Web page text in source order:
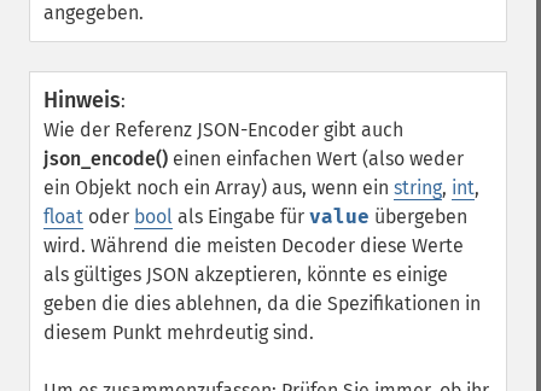
angegeben.
Hinweis:
Wie der Referenz JSON-Encoder gibt auch
json_encode() einen einfachen Wert (also weder
ein Objekt noch ein Array) aus, wenn ein string, int,
float oder bool als Eingabe für value übergeben
wird. Während die meisten Decoder diese Werte
als gültiges JSON akzeptieren, könnte es einige
geben die dies ablehnen, da die Spezifikationen in
diesem Punkt mehrdeutig sind.